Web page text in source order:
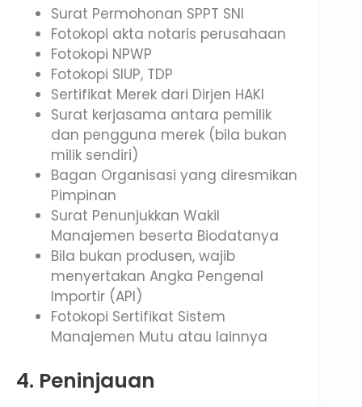
Surat Permohonan SPPT SNI
Fotokopi akta notaris perusahaan
Fotokopi NPWP
Fotokopi SIUP, TDP
Sertifikat Merek dari Dirjen HAKI
Surat kerjasama antara pemilik
dan pengguna merek (bila bukan
milik sendiri)
Bagan Organisasi yang diresmikan
Pimpinan
Surat Penunjukkan Wakil
Manajemen beserta Biodatanya
Bila bukan produsen, wajib
menyertakan Angka Pengenal
Importir (API)
Fotokopi Sertifikat Sistem
Manajemen Mutu atau lainnya
4. Peninjauan